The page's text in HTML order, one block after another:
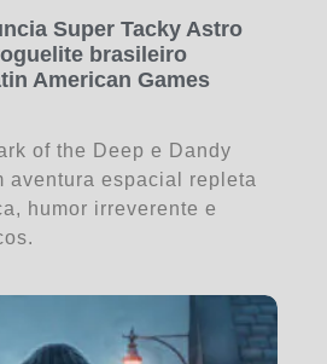
Super Tacky Astro
brasileiro
American Games
of the Deep e Dandy
aventura espacial repleta
humor irreverente e